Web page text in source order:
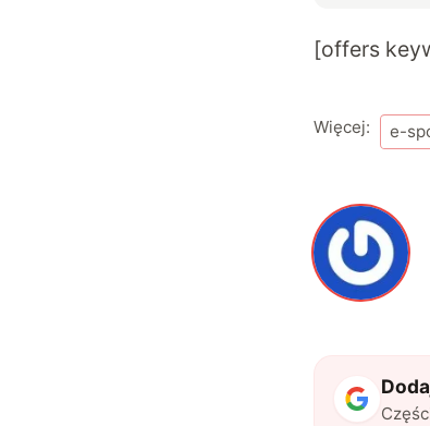
[offers
Więcej: e-
J